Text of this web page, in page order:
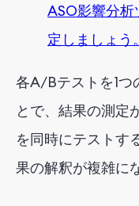
ASO影響分
定しましょう。
各A/Bテストを1つ
とで、結果の測定
を同時にテストす
果の解釈が複雑に